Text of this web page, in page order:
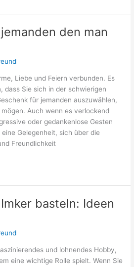
den man
Liebe und Feiern verbunden. Es
dass Sie sich in der schwierigen
für jemanden auszuwählen,
Auch wenn es verlockend
oder gedankenlose Gesten
Gelegenheit, sich über die
Freundlichkeit
basteln: Ideen
und lohnendes Hobby,
eine wichtige Rolle spielt. Wenn Sie